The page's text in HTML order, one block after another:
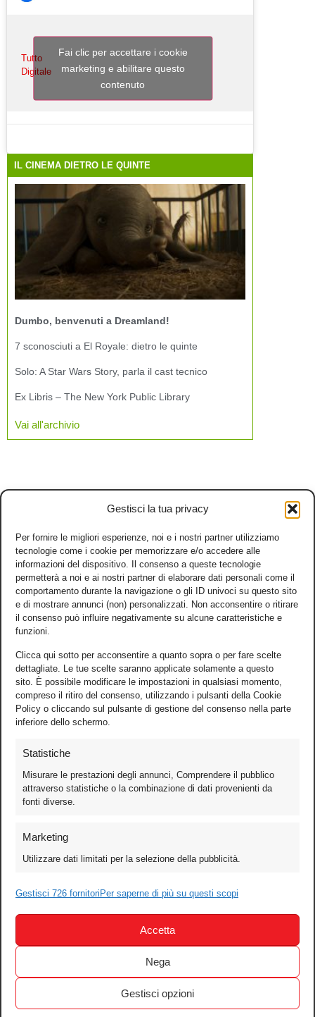
Gestisci la tua privacy
Per fornire le migliori esperienze, noi e i nostri partner utilizziamo
tecnologie come i cookie per memorizzare e/o accedere alle
informazioni del dispositivo. Il consenso a queste tecnologie
permetterà a noi e ai nostri partner di elaborare dati personali come il
comportamento durante la navigazione o gli ID univoci su questo sito
e di mostrare annunci (non) personalizzati. Non acconsentire o ritirare
il consenso può influire negativamente su alcune caratteristiche e
funzioni.
Clicca qui sotto per acconsentire a quanto sopra o per fare scelte
dettagliate. Le tue scelte saranno applicate solamente a questo
sito. È possibile modificare le impostazioni in qualsiasi momento,
compreso il ritiro del consenso, utilizzando i pulsanti della Cookie
Policy o cliccando sul pulsante di gestione del consenso nella parte
inferiore dello schermo.
Statistiche
Misurare le prestazioni degli annunci, Comprendere il pubblico
attraverso statistiche o la combinazione di dati provenienti da
fonti diverse.
Marketing
Utilizzare dati limitati per la selezione della pubblicità.
Gestisci 726 fornitori Per saperne di più su questi scopi
Accetta
Nega
Gestisci opzioni
Tutto
Digitale
Fai clic per accettare i cookie
marketing e abilitare questo
contenuto
IL CINEMA DIETRO LE QUINTE
Dumbo, benvenuti a Dreamland!
7 sconosciuti a El Royale: dietro le quinte
Solo: A Star Wars Story, parla il cast tecnico
Ex Libris – The New York Public Library
Vai all'archivio
Games
Test
Audio